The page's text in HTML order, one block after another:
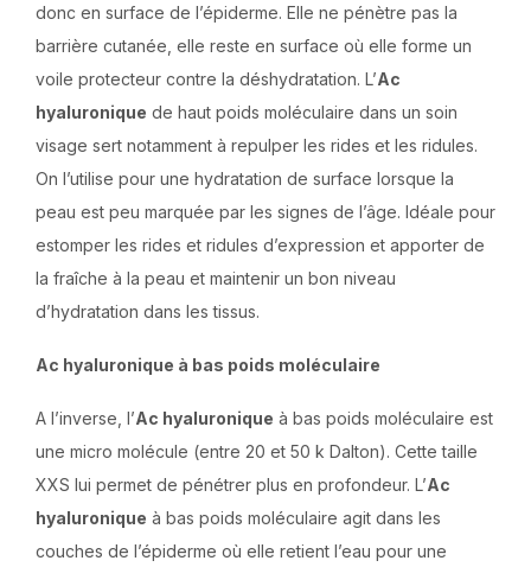
donc en surface de l’épiderme. Elle ne pénètre pas la
barrière cutanée, elle reste en surface où elle forme un
voile protecteur contre la déshydratation. L’Ac
hyaluronique de haut poids moléculaire dans un soin
visage sert notamment à repulper les rides et les ridules.
On l’utilise pour une hydratation de surface lorsque la
peau est peu marquée par les signes de l’âge. Idéale pour
estomper les rides et ridules d’expression et apporter de
la fraîche à la peau et maintenir un bon niveau
d’hydratation dans les tissus.
Ac hyaluronique à bas poids moléculaire
A l’inverse, l’Ac hyaluronique à bas poids moléculaire est
une micro molécule (entre 20 et 50 k Dalton). Cette taille
XXS lui permet de pénétrer plus en profondeur. L’Ac
hyaluronique à bas poids moléculaire agit dans les
couches de l’épiderme où elle retient l’eau pour une